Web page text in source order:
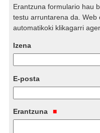
Erantzuna formulario hau
testu arruntarena da. Web
automatikoki klikagarri
Izena
E-posta
Erantzuna